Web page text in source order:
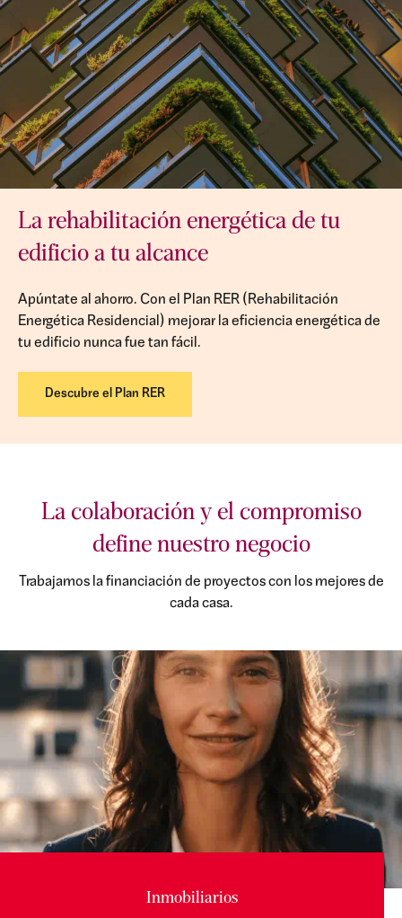
La rehabilitación energética de tu
edificio a tu alcance
Apúntate al ahorro. Con el Plan RER (Rehabilitación
Energética Residencial) mejorar la eficiencia energética de
tu edificio nunca fue tan fácil.
Descubre el Plan RER
La colaboración y el compromiso
define nuestro negocio
Trabajamos la financiación de proyectos con los mejores de
cada casa.
Inmobiliarios